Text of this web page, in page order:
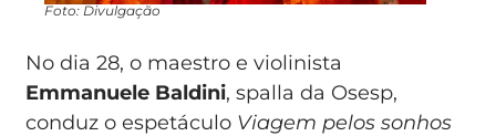
Foto: Divulgação
No dia 28, o maestro e violinista
Emmanuele Baldini, spalla da Osesp,
conduz o espetáculo Viagem pelos sonhos